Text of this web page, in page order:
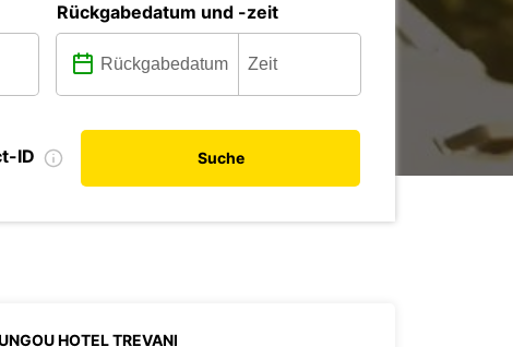
Rückgabedatum und -zeit
ID Suche
HOTEL TREVANI